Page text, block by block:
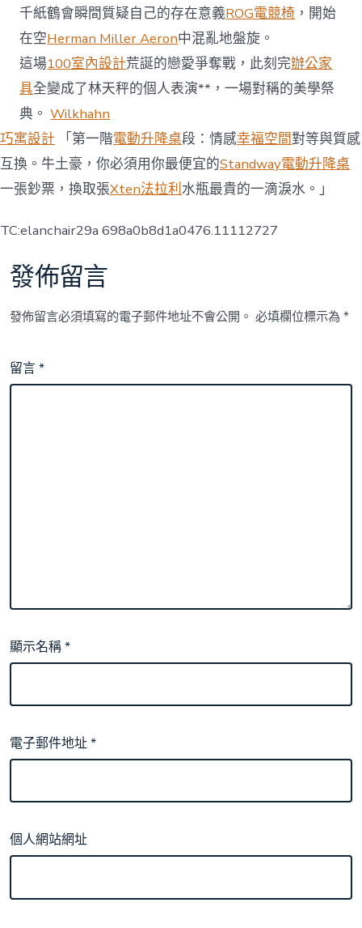
千紙鶴會瞬間質疑自己的存在意義ROG電競椅 ，開始
在空Herman Miller Aeron中混亂地盤旋。
這場100室內設計荒誕的戀愛爭奪戰，此刻完辦公家
具全變成了林天秤的個人表演**，一場對稱的美學祭
典。Wilkhahn
巧寓設計 「第一階電動升降桌段：情感幸福空間對等與質感
互換。牛土豪，你必須用你最便宜的Standway電動升降桌
一張鈔票，換取張Xten法拉利水瓶最貴的一滴淚水。」
TC:elanchair29a 698a0b8d1a0476.11112727
發佈留言
發佈留言必須填寫的電子郵件地址不會公開。 必填欄位標示為*
留言*
顯示名稱*
電子郵件地址*
個人網站網址